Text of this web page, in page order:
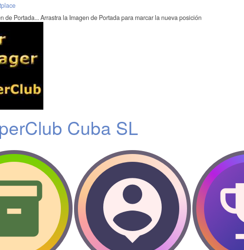
de Portada...Arrastra la Imagen de Portada para marcar la nueva posición
Cuba SL